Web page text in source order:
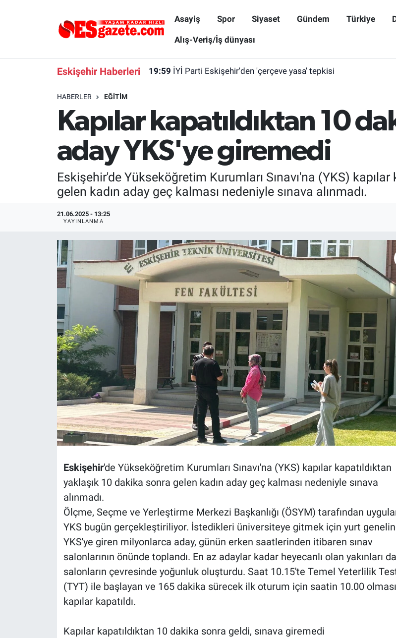
Asayiş Spor Siyaset Gündem Türkiye
Alış-Veriş/İş dünyası
Eskişehir Haberleri 19:59 İYİ Parti Eskişehir'den 'çerçeve yasa' tepkisi
HABERLER EĞITIM
Kapılar kapatıldıktan 10
aday YKS'ye giremedi
Eskişehir'de Yükseköğretim Kurumları Sınavı'na (YKS)
gelen kadın aday geç kalması nedeniyle sınava alınmadı.
21.06.2025 - 13:25
YAYINLANMA
Eskişehir'de Yükseköğretim Kurumları Sınavı'na (YKS) kapılar kapatıldıktan
yaklaşık 10 dakika sonra gelen kadın aday geç kalması nedeniyle sınava
alınmadı.
Ölçme, Seçme ve Yerleştirme Merkezi Başkanlığı (ÖSYM) tarafından
YKS bugün gerçekleştiriliyor. İstedikleri üniversiteye gitmek için yurt
YKS'ye giren milyonlarca aday, günün erken saatlerinden itibaren sınav
salonlarının önünde toplandı. En az adaylar kadar heyecanlı olan yakınları da
salonların çevresinde yoğunluk oluşturdu. Saat 10.15'te Temel Yeterlilik
(TYT) ile başlayan ve 165 dakika sürecek ilk oturum için saatin 10.00
kapılar kapatıldı.
Kapılar kapatıldıktan 10 dakika sonra geldi, sınava giremedi
Alış-Veriş/İş dünyası
Eskişehirspor Arşivi
Eskişehir Arşivi
Ekonomi
Kültür Sanat
Politika
Kütahya
Magazin
Bilim ve Teknoloji
Eskişehir Nöbetçi Eczaneler
Süper Lig Puan Durumu ve Fikstür
Tüm Manşetler
Son Dakika Haberleri
Haber Arşivi